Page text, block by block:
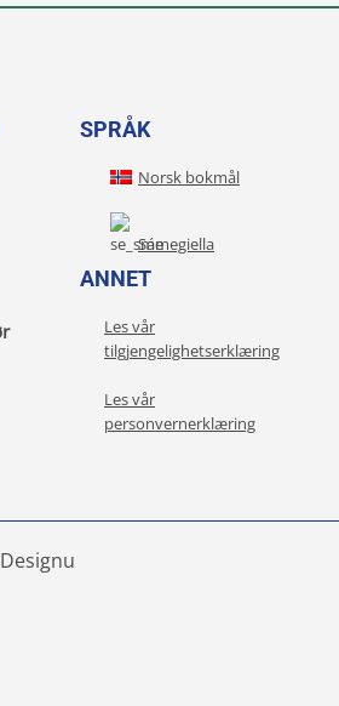
SPRÅK
Norsk bokmål
Sámegiella
ANNET
Les vår
tilgjengelighetserklæring
Les vår
personvernerklæring